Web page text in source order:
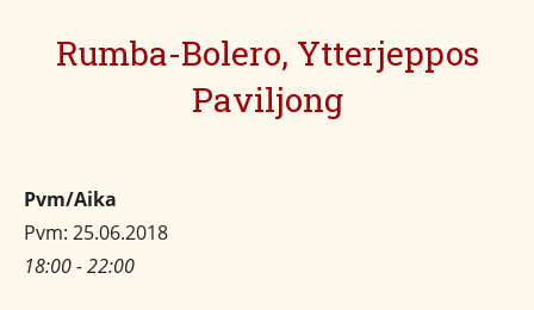
Rumba-Bolero, Ytterjeppos
Paviljong
Pvm/Aika
Pvm: 25.06.2018
18:00 - 22:00